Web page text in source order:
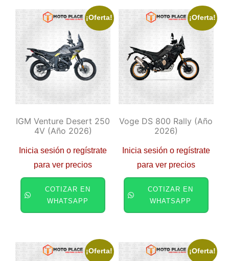
¡Oferta!
IGM Venture Desert 250
4V (año 2026)
Inicia sesión o regístrate
para ver precios
COTIZAR EN
WHATSAPP
¡Oferta!
Voge DS 800 Rally (año
2026)
Inicia sesión o regístrate
para ver precios
COTIZAR EN
WHATSAPP
¡Oferta! ¡Oferta!